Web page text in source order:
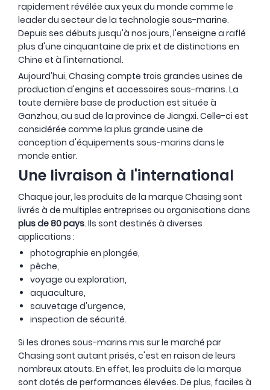
rapidement révélée aux yeux du monde comme le
leader du secteur de la technologie sous-marine.
Depuis ses débuts jusqu'à nos jours, l'enseigne a raflé
plus d'une cinquantaine de prix et de distinctions en
Chine et à l'international.
Aujourd'hui, Chasing compte trois grandes usines de
production d'engins et accessoires sous-marins. La
toute dernière base de production est située à
Ganzhou, au sud de la province de Jiangxi. Celle-ci est
considérée comme la plus grande usine de
conception d'équipements sous-marins dans le
monde entier.
Une livraison à l'international
Chaque jour, les produits de la marque Chasing sont
livrés à de multiples entreprises ou organisations dans
plus de 80 pays. Ils sont destinés à diverses
applications :
photographie en plongée,
pêche,
voyage ou exploration,
aquaculture,
sauvetage d'urgence,
inspection de sécurité.
Si les drones sous-marins mis sur le marché par
Chasing sont autant prisés, c'est en raison de leurs
nombreux atouts. En effet, les produits de la marque
sont dotés de performances élevées. De plus, faciles à